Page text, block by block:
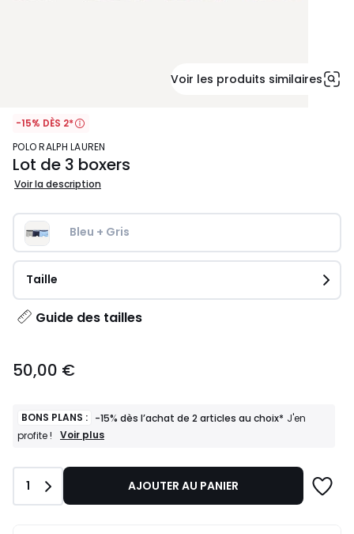
Voir les produits similaires
-15% DÈS 2*
POLO RALPH LAUREN
Lot de 3 boxers
Voir la description
Bleu + Gris
Taille
Guide des tailles
€.
50,00 €
BONS PLANS : -15% dès l’achat de 2 articles au choix* J'en
profite !
BONS
-15%
l’achat
Voir plus
Quantité
1 AJOUTER AU PANIER